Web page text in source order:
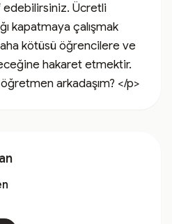
edebilirsiniz. Ücretli
kapatmaya çalışmak
kötüsü öğrencilere ve
hakaret etmektir.
arkadaşım? </p>